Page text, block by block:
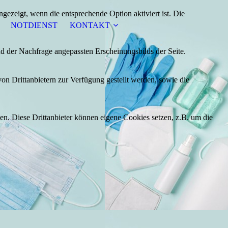
NOTDIENST KONTAKT
wenn die entsprechende Option aktiviert ist. Die
Nachfrage angepassten Erscheinungsbilds der Seite.
Drittanbietern zur Verfügung gestellt werden, sowie die
Diese Drittanbieter können eigene Cookies setzen, z.B. um die